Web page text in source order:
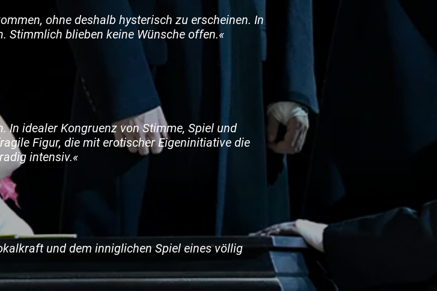
ohne deshalb hysterisch zu erscheinen. In
Stimmlich blieben keine Wünsche offen.«
In idealer Kongruenz von Stimme, Spiel und
Figur, die mit erotischer Eigeninitiative die
intensiv.«
und dem inniglichen Spiel eines völlig